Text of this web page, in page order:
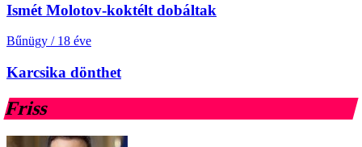
Ismét Molotov-koktélt dobáltak
Bűnügy / 18 éve
Karcsika dönthet
Friss